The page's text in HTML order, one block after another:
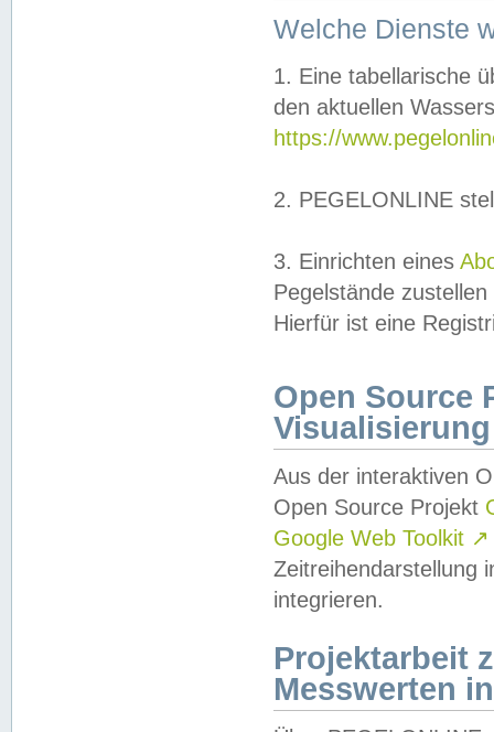
Welche Dienste
1. Eine tabellarische
den aktuellen
https://
2. PEGELONLINE
3. Einrichten eines
Pegelstände
Hierfür ist eine
Open Source
Visualisierung
Aus der interaktiven
Open Source Projekt
Google Web Toolkit ↗
Zeitreihendarstellung
integrieren.
Projektarbeit
Messwerten